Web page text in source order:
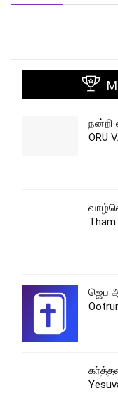
நன்றி
ORU
Tham
ஜெப